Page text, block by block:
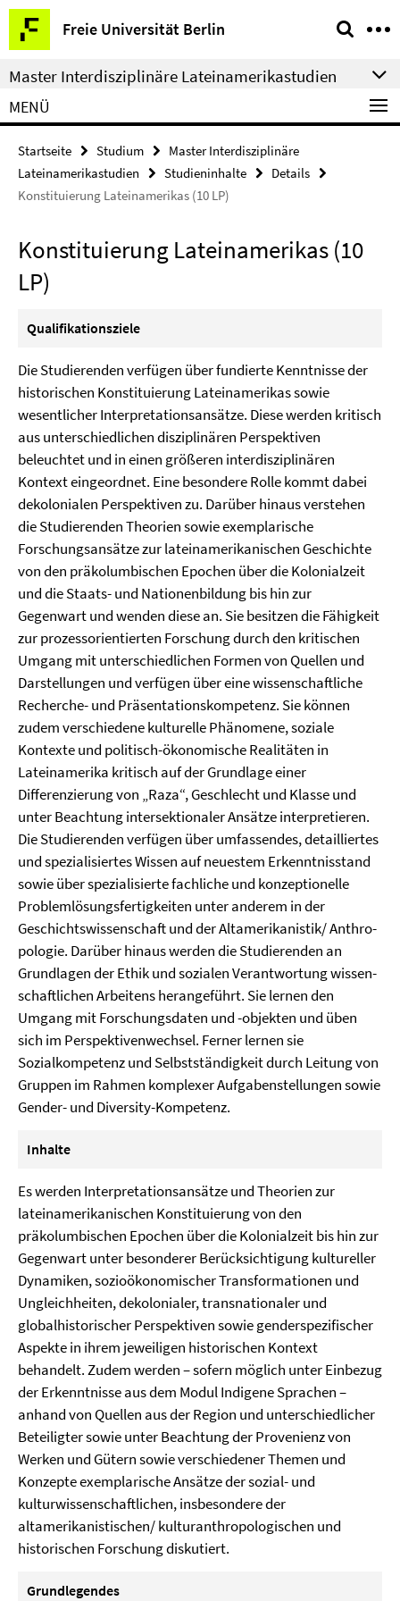
Springe
direkt
zu
Inhalt
Freie Universität Berlin
Service-
Navigation
Master Interdisziplinäre Lateinamerikastudien
MENÜ
Startseite Studium
Master Interdisziplinäre
Lateinamerikastudien
Studieninhalte
Details
Konstituierung Lateinamerikas (10 LP)
Konstituierung Lateinamerikas (10
LP)
Qualifikationsziele
Die Studierenden verfügen über fundierte Kenntnisse der
historischen Konstituierung Lateinamerikas sowie
wesentlicher Interpretationsansätze. Diese werden kritisch
aus unterschiedlichen disziplinären Perspektiven
beleuchtet und in einen größeren interdisziplinären
Kontext eingeordnet. Eine besondere Rolle kommt dabei
dekolonialen Perspektiven zu. Darüber hinaus verstehen
die Studierenden Theorien sowie exemplarische
Forschungsansätze zur latein­amerikanischen Geschichte
von den präkolumbischen Epochen über die Kolonialzeit
und die Staats- und Nation­enbildung bis hin zur
Gegenwart und wenden diese an. Sie besitzen die Fähigkeit
zur prozessorientierten Forschung durch den kritischen
Umgang mit unterschiedlichen Formen von Quellen und
Darstellungen und verfügen über eine wissen­schaftliche
Recherche- und Präsentationskompetenz. Sie können
zudem verschiedene kulturelle Phänomene, soziale
Kontexte und politisch-ökonomische Realitäten in
Lateinamerika kritisch auf der Grundlage einer
Differenzierung von „Raza“, Geschlecht und Klasse und
unter Beachtung intersektionaler Ansätze interpretieren.
Die Studierenden verfügen über umfassendes, detailliertes
und spezialisiertes Wissen auf neuestem Erkenntnisstand
sowie über spezialisierte fachliche und konzeptionelle
Problemlösungsfertigkeiten unter anderem in der
Geschichtswissenschaft und der Altamerikanistik/ Anthro­
pologie. Darüber hinaus werden die Studierenden an
Grundlagen der Ethik und sozialen Verantwortung wissen­
schaftlichen Arbeitens herangeführt. Sie lernen den
Umgang mit Forschungsdaten und -objekten und üben
sich im Perspektiven­wechsel. Ferner lernen sie
Sozialkompetenz und Selbstständigkeit durch Leitung von
Gruppen im Rahmen komplexer Aufgabenstellungen sowie
Gender- und Diversity-Kompetenz.
Inhalte
Es werden Interpretationsansätze und Theorien zur
lateinamerikanischen Konstituierung von den
präkolumbischen Epochen über die Kolonialzeit bis hin zur
Gegenwart unter besonderer Berücksichtigung kultureller
Dynamiken, sozio­ökonomischer Transformationen und
Ungleichheiten, dekolonialer, transnationaler und
globalhistorischer Perspektiven sowie genderspezifischer
Aspekte in ihrem jeweiligen historischen Kontext
behandelt. Zudem werden – sofern möglich unter Einbezug
der Erkenntnisse aus dem Modul Indigene Sprachen –
anhand von Quellen aus der Region und unterschiedlicher
Beteiligter sowie unter Beachtung der Provenienz von
Werken und Gütern sowie verschiedener Themen und
Konzepte exemplarische Ansätze der sozial- und
kulturwissenschaftlichen, insbesondere der
altamerikanistischen/ kultur­anthro­pologischen und
historischen Forschung diskutiert.
Grundlegendes